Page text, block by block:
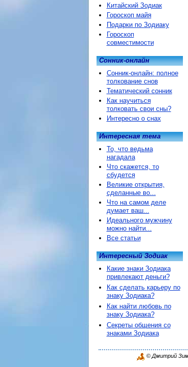
Китайский Зодиак
Гороскоп майя
Подарки по Зодиаку
Гороскоп
совместимости
Сонник-онлайн
Сонник-онлайн: полное
толкование снов
Тематический сонник
Как научиться
толковать свои сны?
Интересно о снах
Интересная тема
То, что ведьма
нагадала
Что скажется, то
сбудется
Великие открытия,
сделанные во...
Что на самом деле
думает ваш...
Идеального мужчину
можно найти...
Все статьи
Интересный Зодиак
Какие знаки Зодиака
привлекают деньги?
Как сделать карьеру по
знаку Зодиака?
Как найти любовь по
знаку Зодиака?
Секреты общения со
знаками Зодиака
© Дмитрий